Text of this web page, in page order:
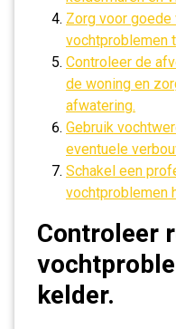
Zorg voor
vochtproblemen
Controleer de
de woning en
afwatering.
Gebruik
eventuele
Schakel een
vochtproblemen
Controleer
kelder.